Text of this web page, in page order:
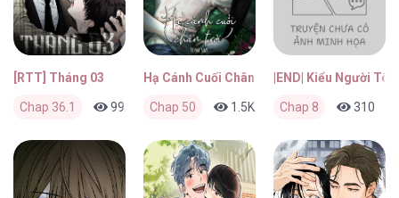
[RTT] Tháng 03
Chap 36.1 992 0 2 tháng trước
Hạ Cánh Cuối Chân Trời
Chap 50 1.5K 0 2 tháng trước
|END| Kiểu Người Tôi
Chap 8 310